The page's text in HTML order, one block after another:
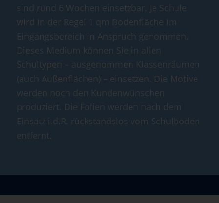
sind rund 6 Wochen einsetzbar. Je Schule
wird in der Regel 1 qm Bodenfläche im
Eingangsbereich in Anspruch genommen.
Dieses Medium können Sie in allen
Schultypen – ausgenommen Klassenräumen
(auch Außenflächen) – einsetzen. Die Motive
werden noch den Kundenwünschen
produziert. Die Folien werden nach dem
Einsatz i.d.R. rückstandslos vom Schulboden
entfernt.